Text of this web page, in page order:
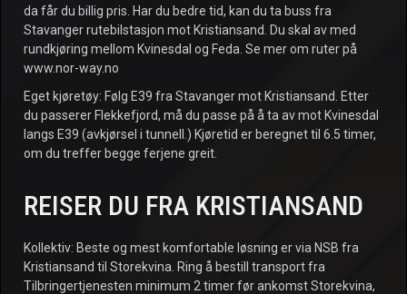
da får du billig pris. Har du bedre tid, kan du ta buss fra
Stavanger rutebilstasjon mot Kristiansand. Du skal av med
rundkjøring mellom Kvinesdal og Feda. Se mer om ruter på
www.nor-way.no
Eget kjøretøy: Følg E39 fra Stavanger mot Kristiansand. Etter
du passerer Flekkefjord, må du passe på å ta av mot Kvinesdal
langs E39 (avkjørsel i tunnell.) Kjøretid er beregnet til 6.5 timer,
om du treffer begge ferjene greit.
REISER DU FRA KRISTIANSAND
Kollektiv: Beste og mest komfortable løsning er via NSB fra
Kristiansand til Storekvina. Ring å bestill transport fra
Tilbringertjenesten minimum 2 timer før ankomst Storekvina,